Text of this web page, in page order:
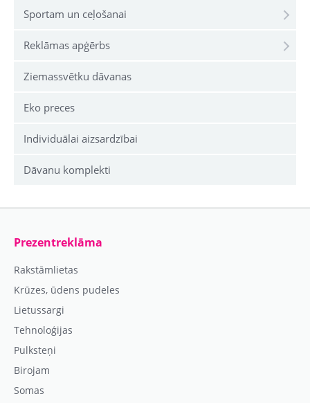
Sportam un ceļošanai
Reklāmas apģērbs
Ziemassvētku dāvanas
Eko preces
Individuālai aizsardzībai
Dāvanu komplekti
Prezentreklāma
Rakstāmlietas
Krūzes, ūdens pudeles
Lietussargi
Tehnoloģijas
Pulksteņi
Birojam
Somas